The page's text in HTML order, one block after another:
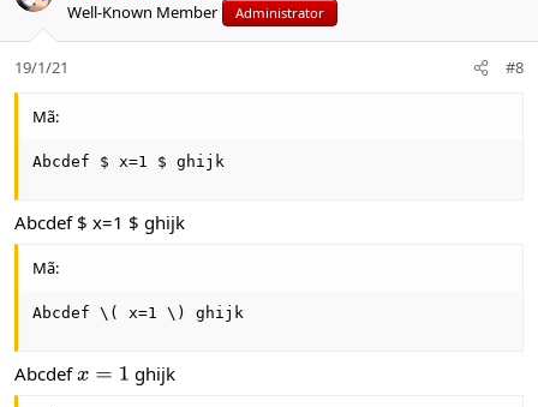
Well-Known Member Administrator
19/1/21 #8
Mã:
Abcdef $ x=1 $ ghijk
Abcdef $ x=1 $ ghijk
Mã:
Abcdef \( x=1 \) ghijk
Abcdefx=1 ghijk